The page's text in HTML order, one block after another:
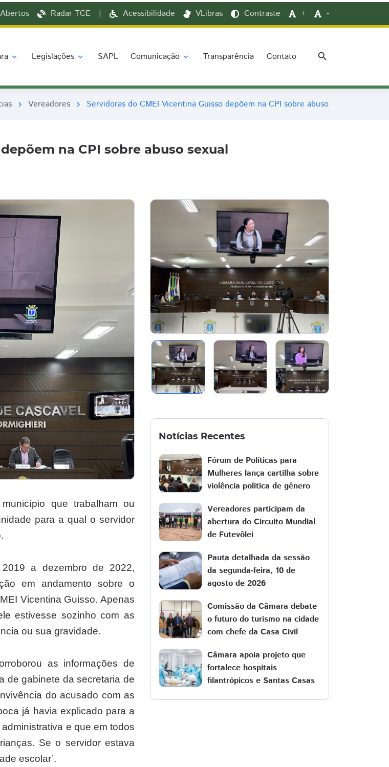
Radar TCE | Acessibilidade VLibras Contraste + -
expand_more Legislações expand_more SAPL Comunicação expand_more Transparência Contato search
chevron_right Vereadores chevron_right Servidoras do CMEI Vicentina Guisso depõem na CPI sobre abuso sexual
na CPI sobre abuso sexual
que trabalham ou
para a qual o servidor
a dezembro de 2022,
em andamento sobre o
Vicentina Guisso. Apenas
estivesse sozinho com as
ou sua gravidade.
as informações de
de gabinete da secretaria de
do acusado com as
já havia explicado para a
e que em todos
Se o servidor estava
escolar’.
Notícias Recentes
Fórum de Políticas para
Mulheres lança cartilha sobre
violência política de gênero
Vereadores participam da
abertura do Circuito Mundial
de Futevôlei
Pauta detalhada da sessão
da segunda-feira, 10 de
agosto de 2026
Comissão da Câmara debate
o futuro do turismo na cidade
com chefe da Casa Civil
Câmara apoia projeto que
fortalece hospitais
filantrópicos e Santas Casas